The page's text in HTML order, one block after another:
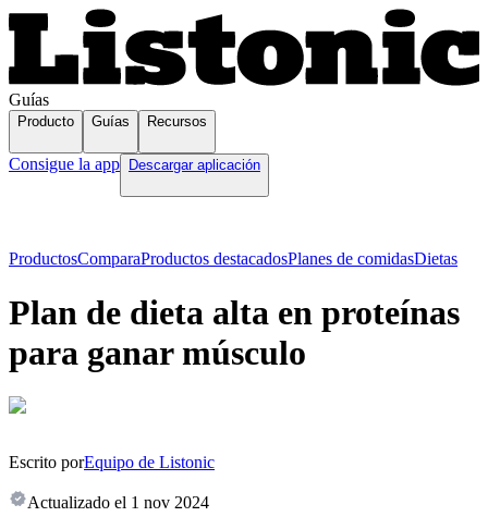
Guías
Producto Guías Recursos
Consigue la app Descargar aplicación
ProductosComparaProductos destacadosPlanes de comidasDietas
Plan de dieta alta en proteínas
para ganar músculo
Escrito porEquipo de Listonic
Actualizado el 1 nov 2024